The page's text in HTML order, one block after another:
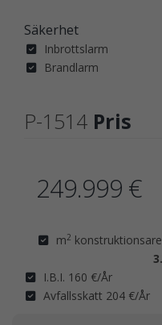
Säkerhet
Inbrottslarm
Brandlarm
P-1514 Pris
249.999 €
m2
I.B.I. 160 €/År
Avfallsskatt 204 €/År